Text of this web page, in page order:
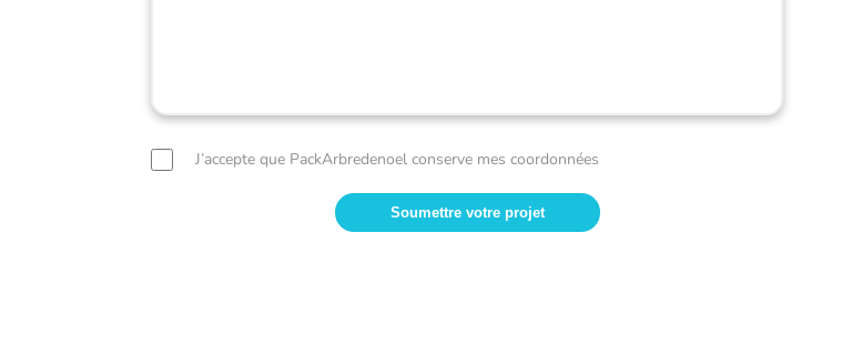
J’accepte que PackArbredenoel conserve mes coordonnées